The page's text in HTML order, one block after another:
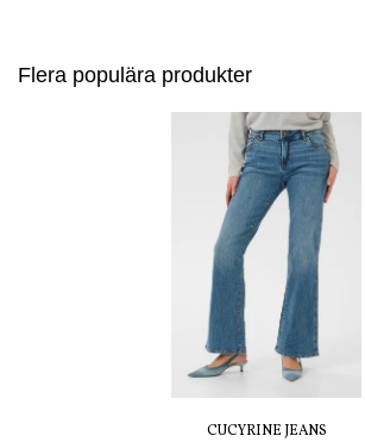
Flera populära produkter
CUCYRINE JEANS